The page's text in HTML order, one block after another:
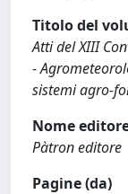
Titolo del
Atti del XIII
-
sistemi agro-
Nome
Pàtron editore
Pagine (da)